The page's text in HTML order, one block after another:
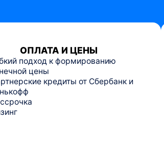
ОПЛАТА И ЦЕНЫ
подход к формированию
цены
кредиты от Сбербанк и